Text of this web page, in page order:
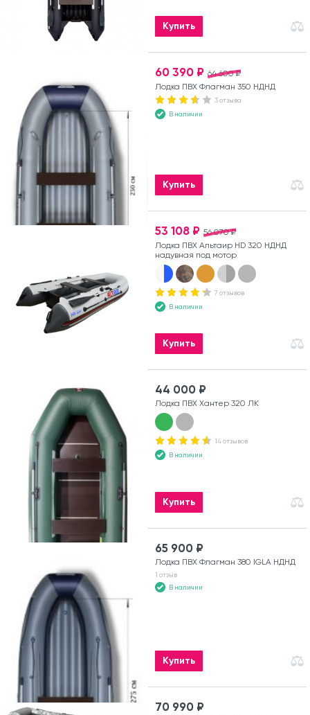
Купить
64 600 ₽
60 390 ₽
Лодка ПВХ Флагман 350 НДНД
3 отзыва
В наличии
Купить
56 070 ₽
53 108 ₽
Лодка ПВХ Альтаир HD 320 НДНД
надувная под мотор
7 отзывов
В наличии
Купить
44 000 ₽
Лодка ПВХ Хантер 320 ЛК
14 отзывов
В наличии
Купить
65 900 ₽
Лодка ПВХ Флагман 380 IGLA НДНД
1 отзыв
В наличии
Купить
70 990 ₽